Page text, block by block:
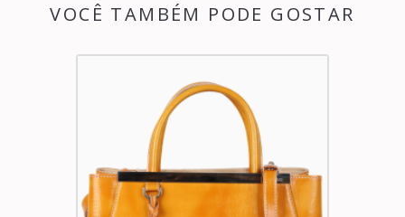
VOCÊ TAMBÉM PODE GOSTAR